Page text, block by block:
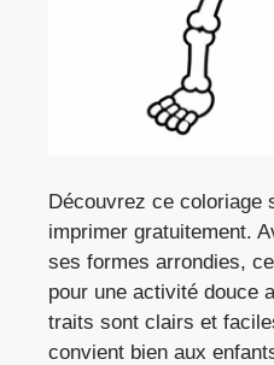
Découvrez ce coloriage
imprimer gratuitement.
ses formes arrondies,
pour une activité douce
traits sont clairs et
convient bien aux